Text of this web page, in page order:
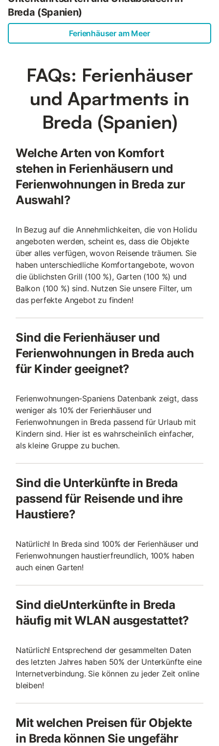
Breda (Spanien)
Ferienhäuser am Meer
FAQs: Ferienhäuser
und Apartments in
Breda (Spanien)
Welche Arten von Komfort
stehen in Ferienhäusern und
Ferienwohnungen in Breda zur
Auswahl?
In Bezug auf die Annehmlichkeiten, die von Holidu
angeboten werden, scheint es, dass die Objekte
über alles verfügen, wovon Reisende träumen. Sie
haben unterschiedliche Komfortangebote, wovon
die üblichsten Grill (100 %), Garten (100 %) und
Balkon (100 %) sind. Nutzen Sie unsere Filter, um
das perfekte Angebot zu finden!
Sind die Ferienhäuser und
Ferienwohnungen in Breda auch
für Kinder geeignet?
Ferienwohnungen-Spaniens Datenbank zeigt, dass
weniger als 10% der Ferienhäuser und
Ferienwohnungen in Breda passend für Urlaub mit
Kindern sind. Hier ist es wahrscheinlich einfacher,
als kleine Gruppe zu buchen.
Sind die Unterkünfte in Breda
passend für Reisende und ihre
Haustiere?
Natürlich! In Breda sind 100% der Ferienhäuser und
Ferienwohnungen haustierfreundlich, 100% haben
auch einen Garten!
Sind dieUnterkünfte in Breda
häufig mit WLAN ausgestattet?
Natürlich! Entsprechend der gesammelten Daten
des letzten Jahres haben 50% der Unterkünfte eine
Internetverbindung. Sie können zu jeder Zeit online
bleiben!
Mit welchen Preisen für Objekte
in Breda können Sie ungefähr